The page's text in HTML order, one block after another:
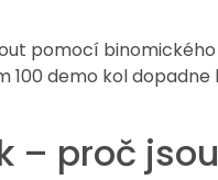
pomocí
demo kol
– proč